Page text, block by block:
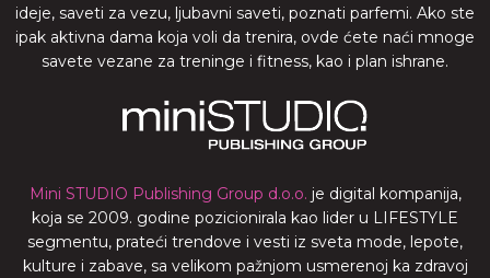
ideje, saveti za vezu, ljubavni saveti, poznati parfemi. Ako ste
ipak aktivna dama koja voli da trenira, ovde ćete naći mnoge
savete vezane za treninge i fitness, kao i plan ishrane.
Mini STUDIO Publishing Group d.o.o. je digital kompanija,
koja se 2009. godine pozicionirala kao lider u LIFESTYLE
segmentu, prateći trendove i vesti iz sveta mode, lepote,
kulture i zabave, sa velikom pažnjom usmerenoj ka zdravoj